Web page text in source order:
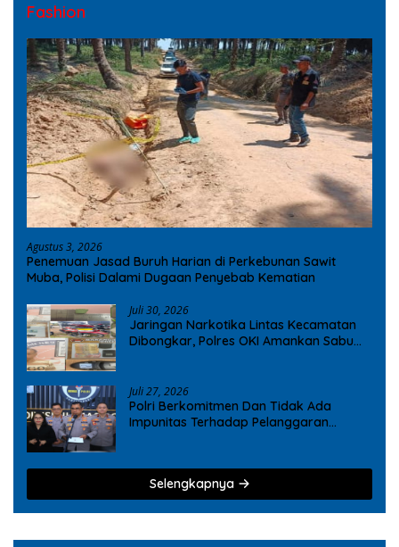
Fashion
Agustus 3, 2026
Penemuan Jasad Buruh Harian di Perkebunan Sawit
Muba, Polisi Dalami Dugaan Penyebab Kematian
Juli 30, 2026
Jaringan Narkotika Lintas Kecamatan
Dibongkar, Polres OKI Amankan Sabu
Juli 27, 2026
Polri Berkomitmen Dan Tidak Ada
Impunitas Terhadap Pelanggaran
Selengkapnya